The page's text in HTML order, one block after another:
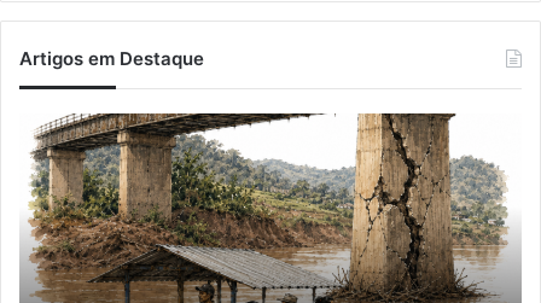
Artigos em Destaque
Balsa
Vicentina
do
Rio
Guaporé